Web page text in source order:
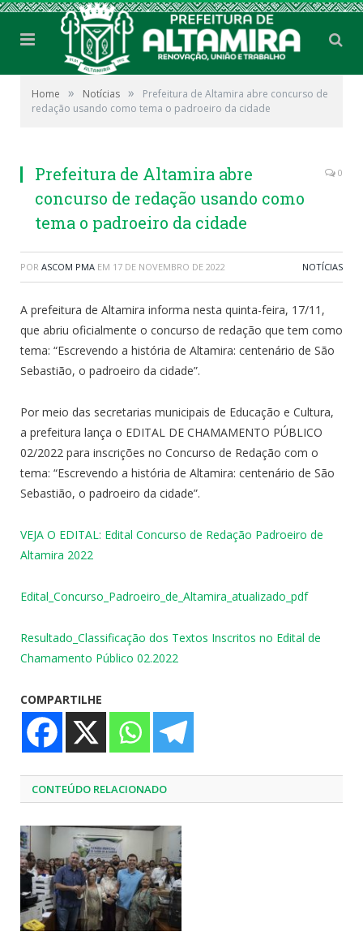
Home » Notícias »
Prefeitura de Altamira abre concurso de
redação usando como tema o padroeiro da cidade
Prefeitura de Altamira abre
concurso de redação usando como
tema o padroeiro da cidade
0
POR ASCOM PMA EM 17 DE NOVEMBRO DE 2022 NOTÍCIAS
A prefeitura de Altamira informa nesta quinta-feira, 17/11,
que abriu oficialmente o concurso de redação que tem como
tema: “Escrevendo a história de Altamira: centenário de São
Sebastião, o padroeiro da cidade”.
Por meio das secretarias municipais de Educação e Cultura,
a prefeitura lança o EDITAL DE CHAMAMENTO PÚBLICO
02/2022 para inscrições no Concurso de Redação com o
tema: “Escrevendo a história de Altamira: centenário de São
Sebastião, o padroeiro da cidade”.
VEJA O EDITAL: Edital Concurso de Redação Padroeiro de
Altamira 2022
Edital_Concurso_Padroeiro_de_Altamira_atualizado_pdf
Resultado_Classificação dos Textos Inscritos no Edital de
Chamamento Público 02.2022
COMPARTILHE
CONTEÚDO RELACIONADO